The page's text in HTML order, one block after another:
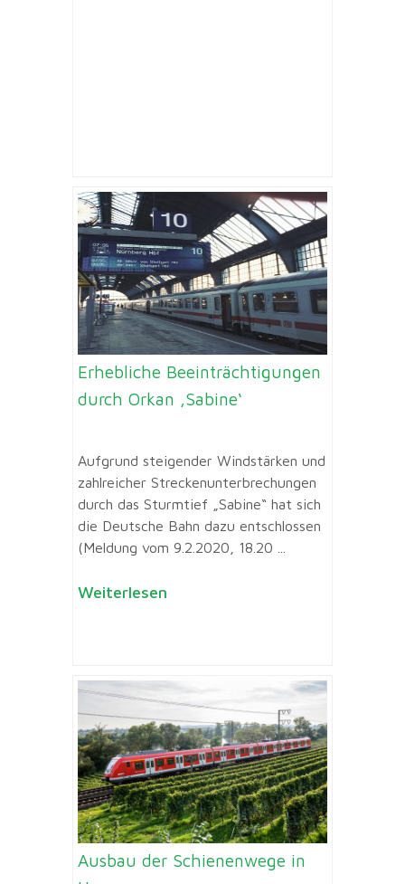
Erhebliche Beeinträchtigungen
durch Orkan ‚Sabine‘
Aufgrund steigender Windstärken und
zahlreicher Streckenunterbrechungen
durch das Sturmtief „Sabine“ hat sich
die Deutsche Bahn dazu entschlossen
(Meldung vom 9.2.2020, 18.20 ...
Weiterlesen
Ausbau der Schienenwege in